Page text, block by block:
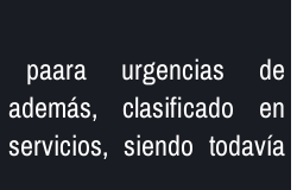
paara urgencias de
clasificado en
siendo todaví­a